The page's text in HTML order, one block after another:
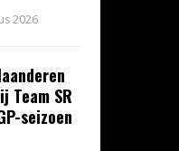
2026
Team SR
seizoen